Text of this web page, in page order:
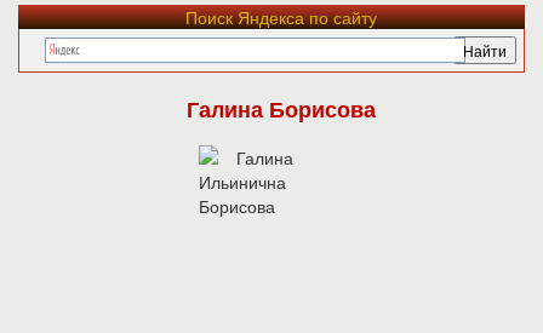
Поиск Яндекса по сайту
Галина Борисова